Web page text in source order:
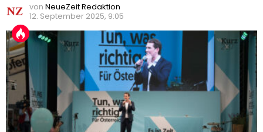
von NeueZeit Redaktion
12. September 2025, 9:05